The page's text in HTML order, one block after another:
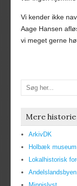
Vi kender ikke
Aage Hansen
vi meget gerne
Mere
ArkivDK
Holbæk museum
Lokalhistorisk